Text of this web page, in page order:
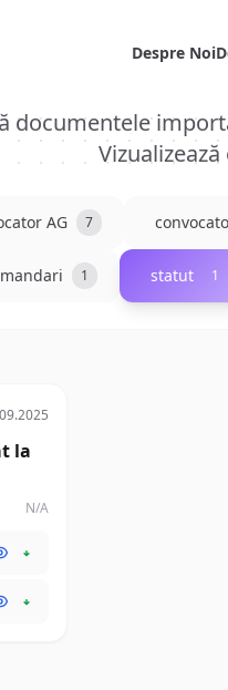
Despre Noi
documentele
AG 7
1 statut 1
la
N/A